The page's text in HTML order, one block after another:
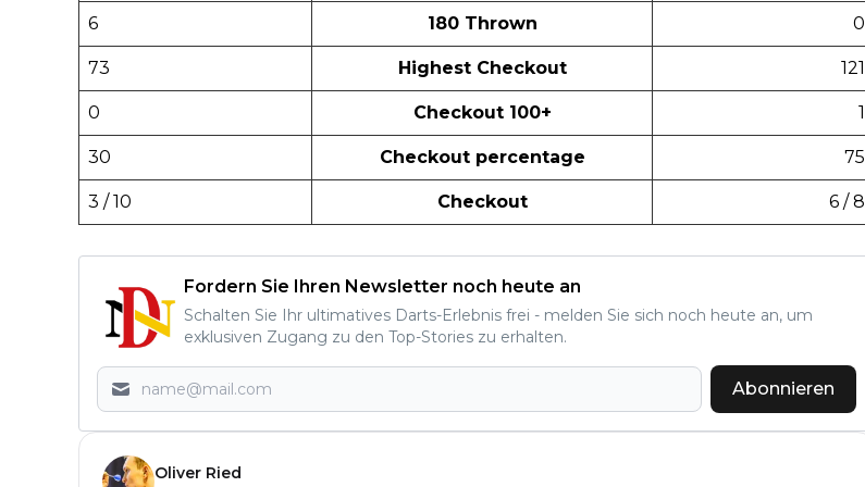
6 180 Thrown 0
73 Highest Checkout 121
0 Checkout 100+ 1
30 Checkout percentage 75
3 / 10 Checkout 6 / 8
Fordern Sie Ihren Newsletter noch heute an
Schalten Sie Ihr ultimatives Darts-Erlebnis frei - melden Sie sich noch heute an, um
exklusiven Zugang zu den Top-Stories zu erhalten.
Abonnieren
Oliver Ried